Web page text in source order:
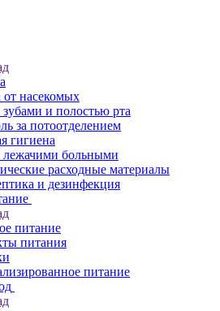
от насекомых
зубами и полостью рта
за потоотделением
гигиена
лежачими больными
расходные материалы
и дезинфекция
питание
питания
питание